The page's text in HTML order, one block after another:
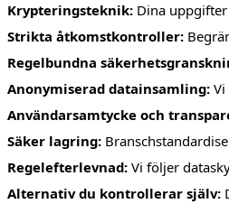
Krypteringsteknik: Dina
Strikta åtkomstkontroller:
Regelbundna
Anonymiserad datainsamling:
Användarsamtycke och
Säker lagring:
Regelefterlevnad: Vi följer
Alternativ du kontrollerar själv: